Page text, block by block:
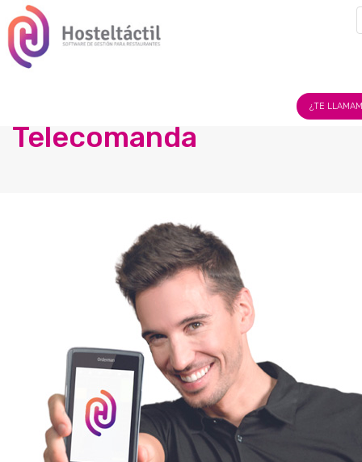
¿TE
Telecomanda